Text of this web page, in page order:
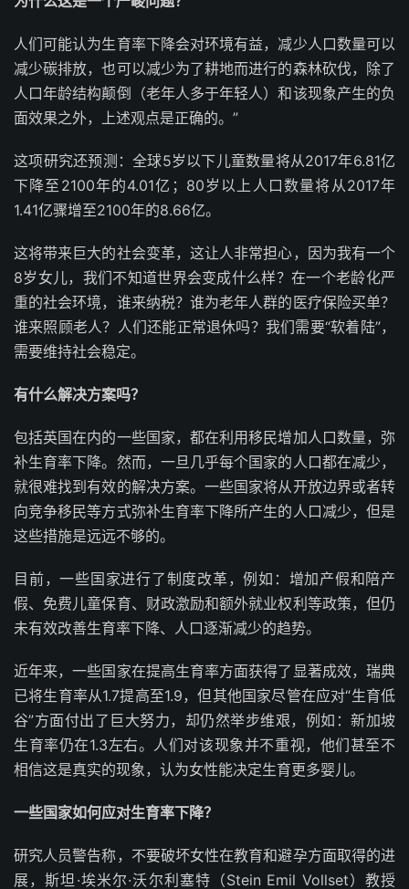
人们可能认为生育率下降会对环境有益，减少人口数量可以
减少碳排放，也可以减少为了耕地而进行的森林砍伐，除了
人口年龄结构颠倒（老年人多于年轻人）和该现象产生的负
面效果之外，上述观点是正确的。”
这项研究还预测：全球5岁以下儿童数量将从2017年6.81亿
下降至2100年的4.01亿；80岁以上人口数量将从2017年
1.41亿骤增至2100年的8.66亿。
这将带来巨大的社会变革，这让人非常担心，因为我有一个
8岁女儿，我们不知道世界会变成什么样？在一个老龄化严
重的社会环境，谁来纳税？谁为老年人群的医疗保险买单？
谁来照顾老人？人们还能正常退休吗？我们需要“软着陆”，
需要维持社会稳定。
有什么解决方案吗？
包括英国在内的一些国家，都在利用移民增加人口数量，弥
补生育率下降。然而，一旦几乎每个国家的人口都在减少，
就很难找到有效的解决方案。一些国家将从开放边界或者转
向竞争移民等方式弥补生育率下降所产生的人口减少，但是
这些措施是远远不够的。
目前，一些国家进行了制度改革，例如：增加产假和陪产
假、免费儿童保育、财政激励和额外就业权利等政策，但仍
未有效改善生育率下降、人口逐渐减少的趋势。
近年来，一些国家在提高生育率方面获得了显著成效，瑞典
已将生育率从1.7提高至1.9，但其他国家尽管在应对“生育低
谷”方面付出了巨大努力，却仍然举步维艰，例如：新加坡
生育率仍在1.3左右。人们对该现象并不重视，他们甚至不
相信这是真实的现象，认为女性能决定生育更多婴儿。
一些国家如何应对生育率下降？
研究人员警告称，不要破坏女性在教育和避孕方面取得的进
展，斯坦·埃米尔·沃尔利塞特（Stein Emil Vollset）教授